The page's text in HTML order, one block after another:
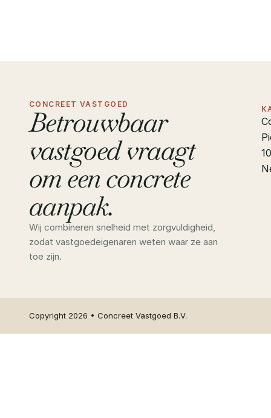
CONCREET VASTGOED
Betrouwbaar
vastgoed vraagt
om een concrete
aanpak.
Wij combineren snelheid met zorgvuldigheid,
zodat vastgoedeigenaren weten waar ze aan
toe zijn.
Copyright 2026 • Concreet Vastgoed B.V.